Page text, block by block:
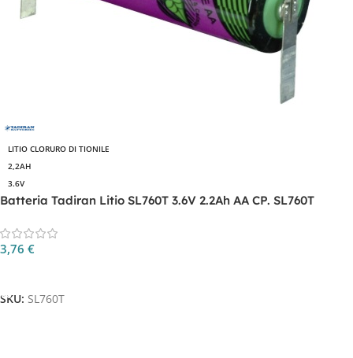
LITIO CLORURO DI TIONILE
2,2AH
3.6V
Batteria Tadiran Litio SL760T 3.6V 2.2Ah AA CP. SL760T
3,76 €
SKU: SL760T